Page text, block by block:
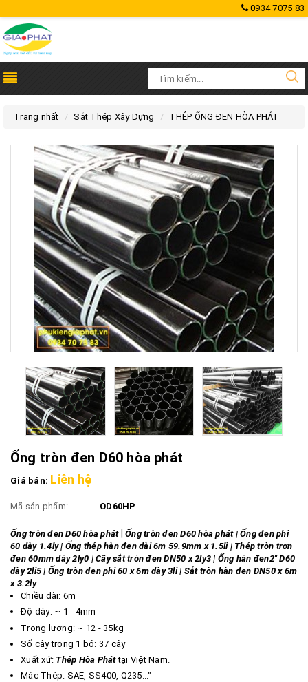
0934 7075 83
Trang nhất Sắt Thép Xây Dựng THÉP ỐNG ĐEN HÒA PHÁT
Ống tròn đen D60 hòa phát
Giá bán: Liên hệ
Mã sản phẩm: OD60HP
Ống tròn đen D60 hòa phát| Ống tròn đen D60 hòa phát | Ống đen phi
60 dày 1.4ly | Ống thép hàn đen dài 6m 59.9mm x 1.5li | Thép tròn trơn
đen 60mm dày 2ly0 | Cây sắt tròn đen DN50 x 2ly3 | Ống hàn đen2" D60
dày 2li5 | Ống tròn đen phi 60 x 6m dày 3li | Sắt tròn hàn đen DN50 x 6m
x 3.2ly
Chiều dài: 6m
Độ d​ày: ~ 1 - 4mm
Trọng lượng: ~ 12 - 35kg
Số cây trong 1 bó: 37 cây
Xuất xứ: Thép Hòa Pháttại Việt Nam.
Mác Thép: SAE, SS400, Q235..."